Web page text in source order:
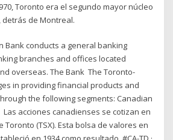
Toronto era el segundo mayor núcleo
detrás de Montreal.
Bank conducts a general banking
branches and offices located
overseas. The Bank The Toronto-
in providing financial products and
the following segments: Canadian
Las acciones canadienses se cotizan en
Toronto (TSX). Esta bolsa de valores en